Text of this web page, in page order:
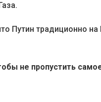
Путин традиционно
не пропустить